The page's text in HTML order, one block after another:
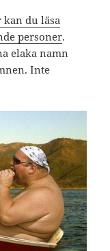
kan du läsa
personer.
elaka namn
Inte